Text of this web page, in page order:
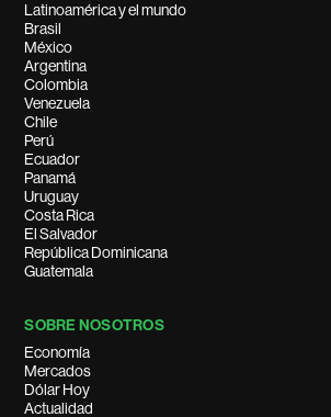
Latinoamérica y el mundo
Brasil
México
Argentina
Colombia
Venezuela
Chile
Perú
Ecuador
Panamá
Uruguay
Costa Rica
El Salvador
República Dominicana
Guatemala
SOBRE NOSOTROS
Economía
Mercados
Dólar Hoy
Actualidad